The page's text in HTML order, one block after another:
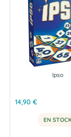
Ipso
14,90 €
EN